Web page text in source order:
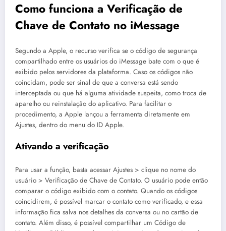
Como funciona a Verificação de
Chave de Contato no iMessage
Segundo a Apple, o recurso verifica se o código de segurança
compartilhado entre os usuários do iMessage bate com o que é
exibido pelos servidores da plataforma. Caso os códigos não
coincidam, pode ser sinal de que a conversa está sendo
interceptada ou que há alguma atividade suspeita, como troca de
aparelho ou reinstalação do aplicativo. Para facilitar o
procedimento, a Apple lançou a ferramenta diretamente em
Ajustes, dentro do menu do ID Apple.
Ativando a verificação
Para usar a função, basta acessar Ajustes > clique no nome do
usuário > Verificação de Chave de Contato. O usuário pode então
comparar o código exibido com o contato. Quando os códigos
coincidirem, é possível marcar o contato como verificado, e essa
informação fica salva nos detalhes da conversa ou no cartão de
contato. Além disso, é possível compartilhar um Código de